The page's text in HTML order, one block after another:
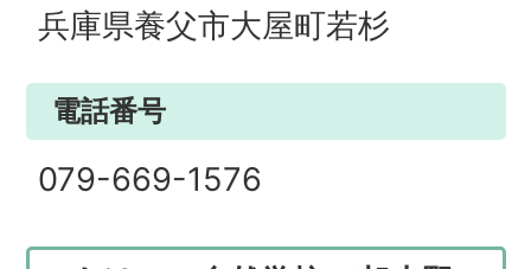
兵庫県養父市大屋町若杉
電話番号
079-669-1576